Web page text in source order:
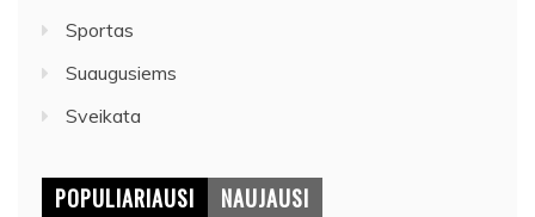
Sportas
Suaugusiems
Sveikata
POPULIARIAUSI NAUJAUSI